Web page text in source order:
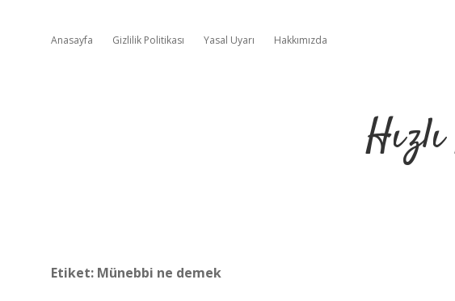
Anasayfa Gizlilik Politikası Yasal Uyarı Hakkımızda
Etiket: Münebbi ne demek